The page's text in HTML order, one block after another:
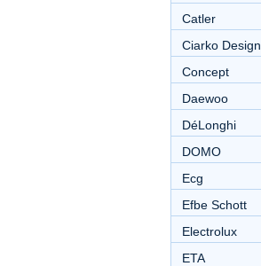
Catler
Ciarko Design
Concept
Daewoo
DéLonghi
DOMO
Ecg
Efbe Schott
Electrolux
ETA